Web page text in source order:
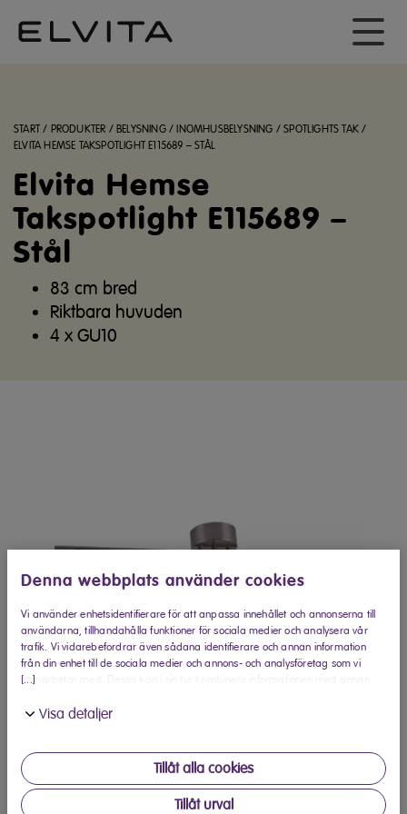
Denna webbplats använder cookies
[...]
Vi använder enhetsidentifierare för att anpassa innehållet och annonserna till
användarna, tillhandahålla funktioner för sociala medier och analysera vår
trafik. Vi vidarebefordrar även sådana identifierare och annan information
från din enhet till de sociala medier och annons- och analysföretag som vi
samarbetar med. Dessa kan i sin tur kombinera informationen med annan
använt deras tjänster.
Visa detaljer
Tillåt alla cookies
Tillåt urval
START / PRODUKTER /BELYSNING/INOMHUSBELYSNING /SPOTLIGHTS TAK /
ELVITA HEMSE TAKSPOTLIGHT E115689 – STÅL
Elvita Hemse
Takspotlight E115689 –
Stål
83 cm bred
Riktbara huvuden
4 x GU10
Köp hos Elon